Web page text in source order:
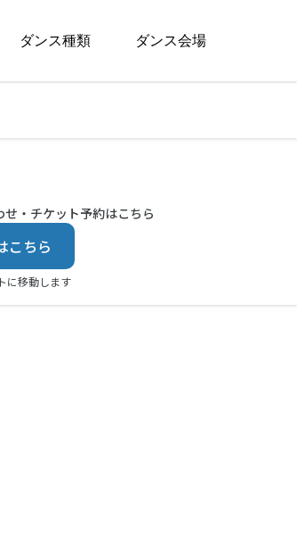
ダンス種類 ダンス会場
せ・チケット予約はこちら
こちら
に移動します